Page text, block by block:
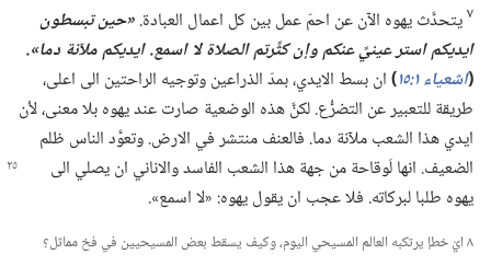
٧يتحدَّث يهوه الآن عن احمّ عمل بين كل اعمال العبادة.‏‏«حين تبسطون
ايديكم استر عينيَّ عنكم وإن كثَّرتم الصلاة لا اسمع.‏ ايديكم ملآنة دما».‏
(‏اشعياء ١:‏١٥ ‏)‏ان بسط الايدي،‏ بمدّ الذراعين وتوجيه الراحتين الى اعلى،‏
طريقة للتعبير عن التضرُّع.‏ لكنَّ هذه الوضعية صارت عند يهوه بلا معنى،‏ لأن
ايدي هذا الشعب ملآنة دما.‏ فالعنف منتشر في الارض.‏ وتعوَّد الناس ظلم
الضعيف.‏ انها لَوقاحةمن جهة هذا الشعب الفاسد والاناني ان يصلي الى
يهوه طلبا لبركاته.‏ فلا عجب ان يقول يهوه:‏ «لا اسمع».‏
٨ ايّ خطإ يرتكبه العالم المسيحي اليوم،‏ وكيف يسقط بعض المسيحيين في فخ مماثل؟‏